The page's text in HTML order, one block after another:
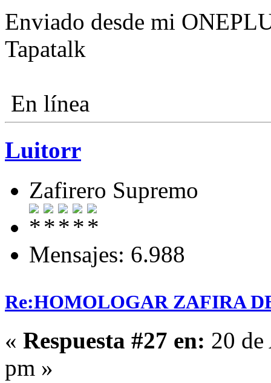
Enviado desde mi
Tapatalk
En línea
Luitorr
Zafirero Supremo
Mensajes: 6.988
Re:HOMOLOGAR ZAFIRA
« Respuesta #27 en: 20
pm »